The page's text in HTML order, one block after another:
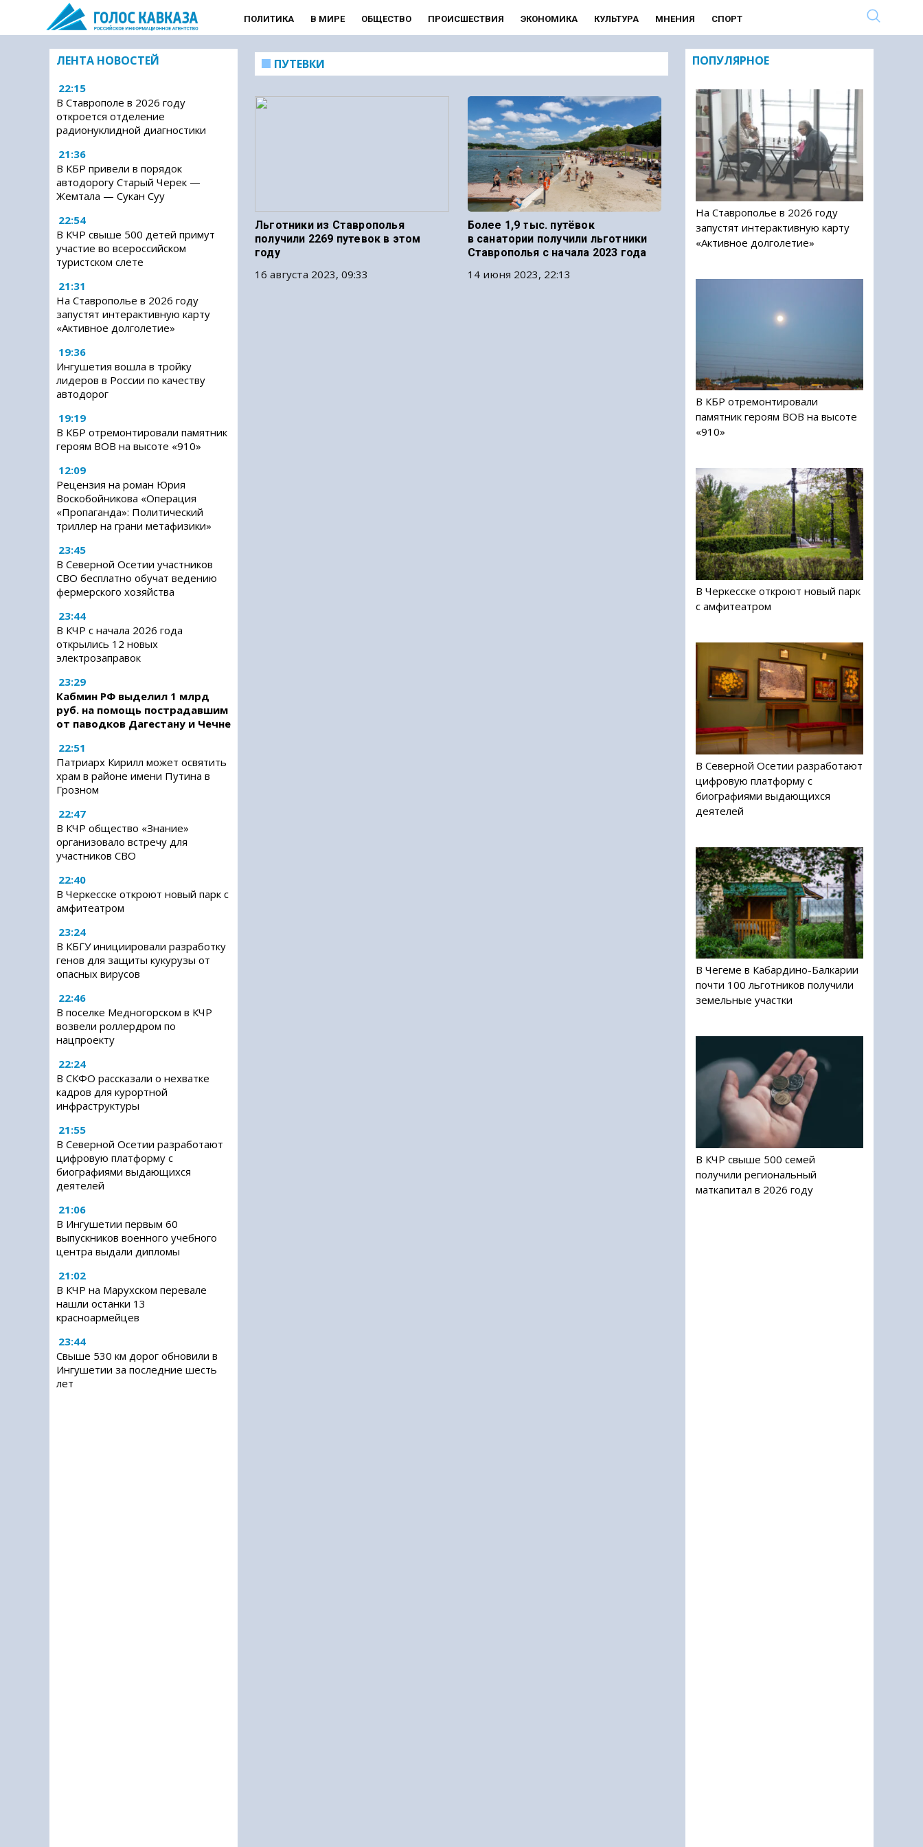
ПОЛИТИКА В МИРЕ ОБЩЕСТВО ПРОИСШЕСТВИЯ ЭКОНОМИКА КУЛЬТУРА МНЕНИЯ СПОРТ
ЛЕНТА НОВОСТЕЙ
22:15
В Ставрополе в 2026 году
откроется отделение
радионуклидной диагностики
21:36
В КБР привели в порядок
автодорогу Старый Черек —
Жемтала — Сукан Суу
22:54
В КЧР свыше 500 детей примут
участие во всероссийском
туристском слете
21:31
На Ставрополье в 2026 году
запустят интерактивную карту
«Активное долголетие»
19:36
Ингушетия вошла в тройку
лидеров в России по качеству
автодорог
19:19
В КБР отремонтировали памятник
героям ВОВ на высоте «910»
12:09
Рецензия на роман Юрия
Воскобойникова «Операция
«Пропаганда»: Политический
триллер на грани метафизики»
23:45
В Северной Осетии участников
СВО бесплатно обучат ведению
фермерского хозяйства
23:44
В КЧР с начала 2026 года
открылись 12 новых
электрозаправок
23:29
Кабмин РФ выделил 1 млрд
руб. на помощь пострадавшим
от паводков Дагестану и Чечне
22:51
Патриарх Кирилл может освятить
храм в районе имени Путина в
Грозном
22:47
В КЧР общество «Знание»
организовало встречу для
участников СВО
22:40
В Черкесске откроют новый парк с
амфитеатром
23:24
В КБГУ инициировали разработку
генов для защиты кукурузы от
опасных вирусов
22:46
В поселке Медногорском в КЧР
возвели роллердром по
нацпроекту
22:24
В СКФО рассказали о нехватке
кадров для курортной
инфраструктуры
21:55
В Северной Осетии разработают
цифровую платформу с
биографиями выдающихся
деятелей
21:06
В Ингушетии первым 60
выпускников военного учебного
центра выдали дипломы
21:02
В КЧР на Марухском перевале
нашли останки 13
красноармейцев
23:44
Свыше 530 км дорог обновили в
Ингушетии за последние шесть
лет
ПУТЕВКИ
Льготники из Ставрополья
получили 2269 путевок в этом
году
16 августа 2023, 09:33
Более 1,9 тыс. путёвок
в санатории получили льготники
Ставрополья с начала 2023 года
14 июня 2023, 22:13
ПОПУЛЯРНОЕ
На Ставрополье в 2026 году
запустят интерактивную карту
«Активное долголетие»
В КБР отремонтировали
памятник героям ВОВ на высоте
«910»
В Черкесске откроют новый парк
с амфитеатром
В Северной Осетии разработают
цифровую платформу с
биографиями выдающихся
деятелей
В Чегеме в Кабардино-Балкарии
почти 100 льготников получили
земельные участки
В КЧР свыше 500 семей
получили региональный
маткапитал в 2026 году